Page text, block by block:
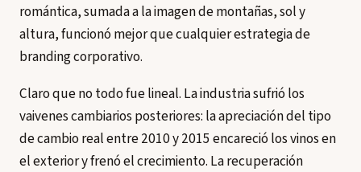
romántica, sumada a la imagen de montañas, sol y
altura, funcionó mejor que cualquier estrategia de
branding corporativo.
Claro que no todo fue lineal. La industria sufrió los
vaivenes cambiarios posteriores: la apreciación del tipo
de cambio real entre 2010 y 2015 encareció los vinos en
el exterior y frenó el crecimiento. La recuperación